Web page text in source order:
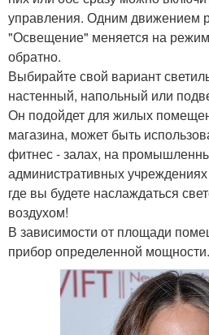
управления. Одним движением
"Освещение" меняется на
обратно.
Выбирайте свой вариант
настенный, напольный или
Он подойдет для жилых
магазина, может быть
фитнес - залах, на
административных
где вы будете наслаждаться
воздухом!
В зависимости от площади
прибор определенной мощности.